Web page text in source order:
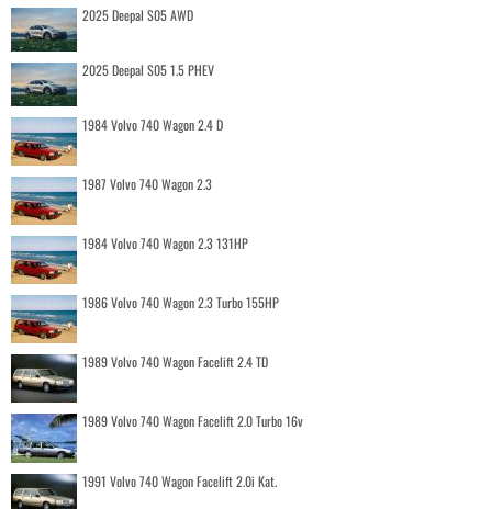
2025 Deepal S05 AWD
2025 Deepal S05 1.5 PHEV
1984 Volvo 740 Wagon 2.4 D
1987 Volvo 740 Wagon 2.3
1984 Volvo 740 Wagon 2.3 131HP
1986 Volvo 740 Wagon 2.3 Turbo 155HP
1989 Volvo 740 Wagon Facelift 2.4 TD
1989 Volvo 740 Wagon Facelift 2.0 Turbo 16v
1991 Volvo 740 Wagon Facelift 2.0i Kat.